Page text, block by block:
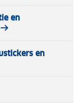
en
en